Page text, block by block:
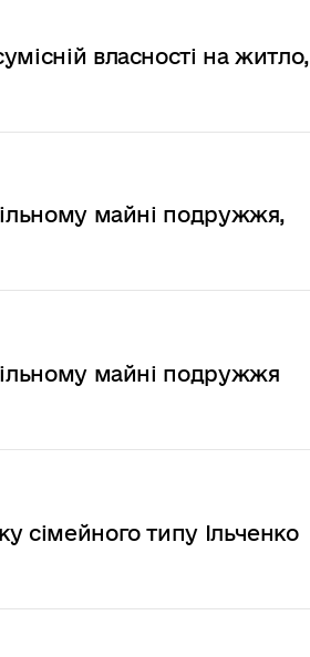
власності на житло,
майні подружжя,
майні подружжя
сімейного типу Ільченко